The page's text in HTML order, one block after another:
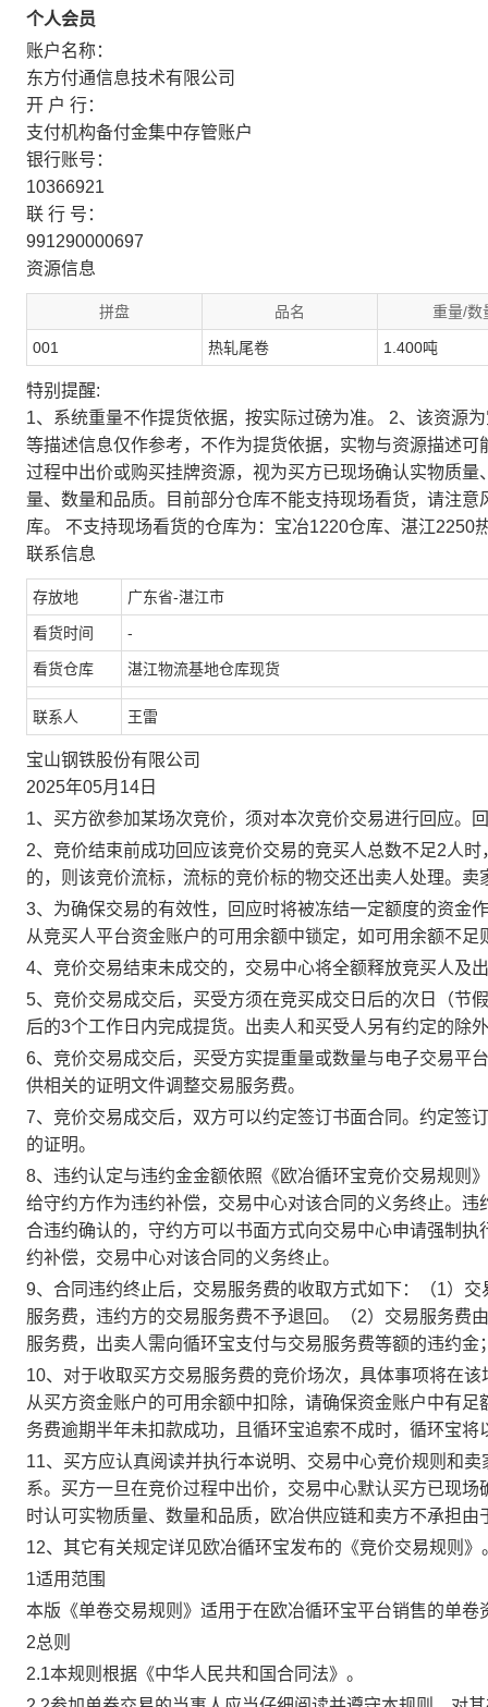
个人会员
账户名称：
东方付通信息技术有限公司
开 户 行：
支付机构备付金集中存管账户
银行账号：
10366921
联 行 号：
991290000697
资源信息
拼盘 品名 重量/数
001 热轧尾卷 1.400吨
特别提醒:
1、系统重量不作提货依据，按实际过磅为准。 2、该资源
等描述信息仅作参考，不作为提货依据，实物与资源描述
过程中出价或购买挂牌资源，视为买方已现场确认实物质
量、数量和品质。目前部分仓库不能支持现场看货，请注
库。 不支持现场看货的仓库为：宝冶1220仓库、湛江2250
联系信息
存放地 广东省-湛江市
看货时间 -
看货仓库 湛江物流基地仓库现货
联系人 王雷
宝山钢铁股份有限公司
2025年05月14日
1、买方欲参加某场次竞价，须对本次竞价交易进行回应。
2、竞价结束前成功回应该竞价交易的竞买人总数不足2人
的，则该竞价流标，流标的竞价标的物交还出卖人处理。
3、为确保交易的有效性，回应时将被冻结一定额度的资金
从竞买人平台资金账户的可用余额中锁定，如可用余额不足
4、竞价交易结束未成交的，交易中心将全额释放竞买人及
5、竞价交易成交后，买受方须在竞买成交日后的次日（节
后的3个工作日内完成提货。出卖人和买受人另有约定的除
6、竞价交易成交后，买受方实提重量或数量与电子交易平
供相关的证明文件调整交易服务费。
7、竞价交易成交后，双方可以约定签订书面合同。约定签
的证明。
8、违约认定与违约金金额依照《欧冶循环宝竞价交易规则
给守约方作为违约补偿，交易中心对该合同的义务终止。
合违约确认的，守约方可以书面方式向交易中心申请强制
约补偿，交易中心对该合同的义务终止。
9、合同违约终止后，交易服务费的收取方式如下：（1）
服务费，违约方的交易服务费不予退回。（2）交易服务费
服务费，出卖人需向循环宝支付与交易服务费等额的违约
10、对于收取买方交易服务费的竞价场次，具体事项将在
从买方资金账户的可用余额中扣除，请确保资金账户中有
务费逾期半年未扣款成功，且循环宝追索不成时，循环宝将
11、买方应认真阅读并执行本说明、交易中心竞价规则和
系。买方一旦在竞价过程中出价，交易中心默认买方已现
时认可实物质量、数量和品质，欧冶供应链和卖方不承担由
12、其它有关规定详见欧冶循环宝发布的《竞价交易规则》
1适用范围
本版《单卷交易规则》适用于在欧冶循环宝平台销售的单卷
2总则
2.1本规则根据《中华人民共和国合同法》。